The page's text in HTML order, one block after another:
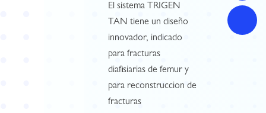
El sistema TRIGEN
TAN tiene un diseño
innovador, indicado
para fracturas
diafisiarias de femur y
para reconstruccion de
fracturas